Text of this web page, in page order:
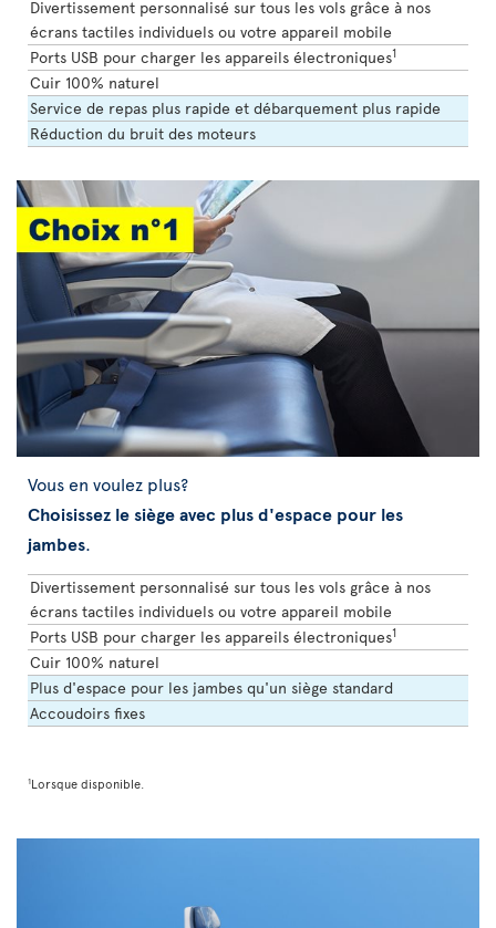
Divertissement personnalisé sur tous les vols grâce à nos
écrans tactiles individuels ou votre appareil mobile
Ports USB pour charger les appareils électroniques1
Cuir 100% naturel
Service de repas plus rapide et débarquement plus rapide
Réduction du bruit des moteurs
Vous en voulez plus?
Choisissez le siège avec plus d'espace pour les
jambes.
Divertissement personnalisé sur tous les vols grâce à nos
écrans tactiles individuels ou votre appareil mobile
Ports USB pour charger les appareils électroniques1
Cuir 100% naturel
Plus d'espace pour les jambes qu'un siège standard
Accoudoirs fixes
1Lorsque disponible.